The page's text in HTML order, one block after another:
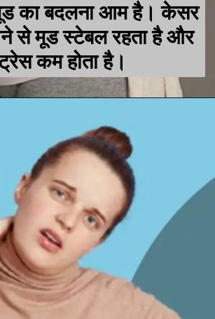
का बदलना आम है। केसर
से मूड स्टेबल रहता है और
कम होता है।